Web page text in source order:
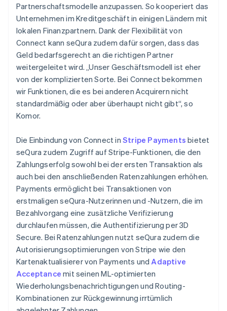
Partnerschaftsmodelle anzupassen. So kooperiert das
Unternehmen im Kreditgeschäft in einigen Ländern mit
lokalen Finanzpartnern. Dank der Flexibilität von
Connect kann seQura zudem dafür sorgen, dass das
Geld bedarfsgerecht an die richtigen Partner
weitergeleitet wird. „Unser Geschäftsmodell ist eher
von der komplizierten Sorte. Bei Connect bekommen
wir Funktionen, die es bei anderen Acquirern nicht
standardmäßig oder aber überhaupt nicht gibt“, so
Komor.
Die Einbindung von Connect in Stripe Payments bietet
seQura zudem Zugriff auf Stripe-Funktionen, die den
Zahlungserfolg sowohl bei der ersten Transaktion als
auch bei den anschließenden Ratenzahlungen erhöhen.
Payments ermöglicht bei Transaktionen von
erstmaligen seQura-Nutzerinnen und -Nutzern, die im
Bezahlvorgang eine zusätzliche Verifizierung
durchlaufen müssen, die Authentifizierung per 3D
Secure. Bei Ratenzahlungen nutzt seQura zudem die
Autorisierungsoptimierungen von Stripe wie den
Kartenaktualisierer von Payments und Adaptive
Acceptance mit seinen ML-optimierten
Wiederholungsbenachrichtigungen und Routing-
Kombinationen zur Rückgewinnung irrtümlich